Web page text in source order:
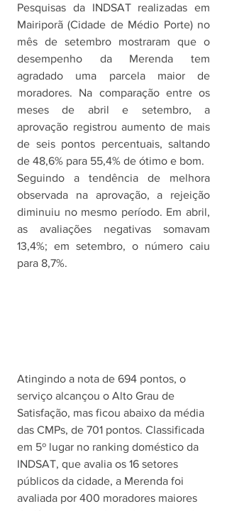
Pesquisas da INDSAT realizadas em
Mairiporã (Cidade de Médio Porte) no
mês de setembro mostraram que o
desempenho da Merenda tem
agradado uma parcela maior de
moradores. Na comparação entre os
meses de abril e setembro, a
aprovação registrou aumento de mais
de seis pontos percentuais, saltando
de 48,6% para 55,4% de ótimo e bom.
Seguindo a tendência de melhora
observada na aprovação, a rejeição
diminuiu no mesmo período. Em abril,
as avaliações negativas somavam
13,4%; em setembro, o número caiu
para 8,7%.
Atingindo a nota de 694 pontos, o
serviço alcançou o Alto Grau de
Satisfação, mas ficou abaixo da média
das CMPs, de 701 pontos. Classificada
em 5º lugar no ranking doméstico da
INDSAT, que avalia os 16 setores
públicos da cidade, a Merenda foi
avaliada por 400 moradores maiores